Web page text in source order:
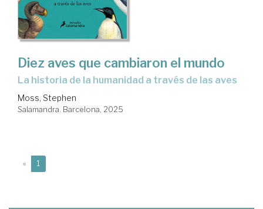
Diez aves que cambiaron el mundo
La historia de la humanidad a través de las aves
Moss, Stephen
Salamandra. Barcelona, 2025
« 1